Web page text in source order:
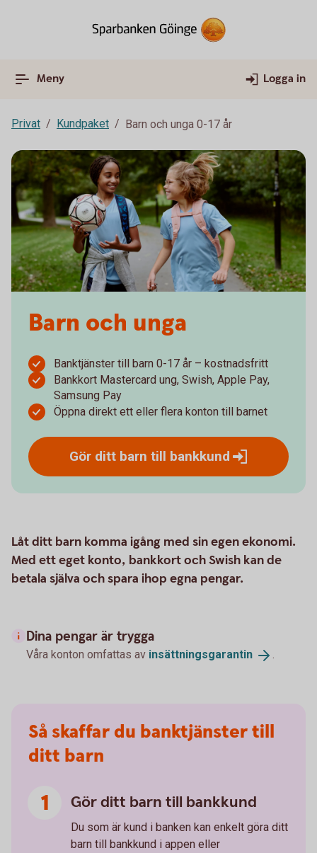
Meny Logga in
Privat Kundpaket Barn och unga 0-17 år
Barn och unga
Banktjänster till barn 0-17 år – kostnadsfritt
Bankkort Mastercard ung, Swish, Apple Pay,
Samsung Pay
Öppna direkt ett eller flera konton till barnet
Gör ditt barn till bankkund
Låt ditt barn komma igång med sin egen ekonomi.
Med ett eget konto, bankkort och Swish kan de
betala själva och spara ihop egna pengar.
Dina pengar är trygga
Våra konton omfattas av insättningsgarantin .
Så skaffar du banktjänster till
ditt barn
Gör ditt barn till bankkund
Du som är kund i banken kan enkelt göra ditt
barn till bankkund i appen eller